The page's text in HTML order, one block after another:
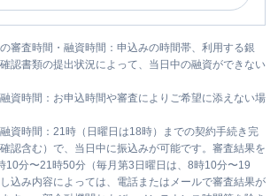
審査時間・融資時間：申込みの時間帯、利用する銀
認書類の提出状況によって、当日中の融資ができない
資時間：お申込時間や審査によりご希望に添えない場
資時間：21時（日曜日は18時）までの契約手続き完
認含む）で、当日中に振込みが可能です。審査結果を
10分〜21時50分（毎月第3日曜日は、8時10分〜19
込み内容によっては、電話またはメールで審査結果が